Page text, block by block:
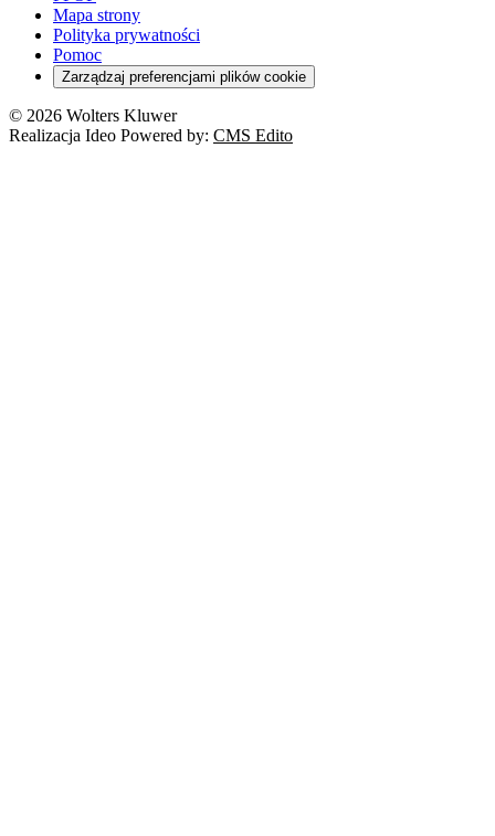
Cło
Deregulacja
Cyberbezpieczeństwo
Franczyza
Prawo autorskie
Turystyka
Orzeczenia
RODO
Mapa strony
Polityka prywatności
Pomoc
Zarządzaj preferencjami plików cookie
© 2026 Wolters Kluwer
Realizacja Ideo Powered by: CMS Edito